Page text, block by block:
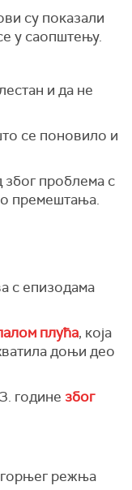
су показали
у саопштењу.
и да не
се поновило и
проблема с
премештања.
с епизодама
плућа, која
доњи део
године због
горњег режња